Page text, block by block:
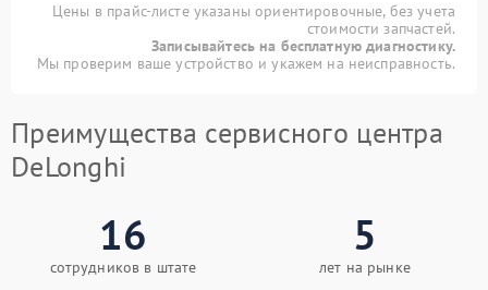
Цены в прайс-листе указаны ориентировочные, без учета
стоимости запчастей.
Записывайтесь на бесплатную диагностику.
Мы проверим ваше устройство и укажем на неисправность.
Преимущества сервисного центра
DeLonghi
16
сотрудников в штате
5
лет на рынке